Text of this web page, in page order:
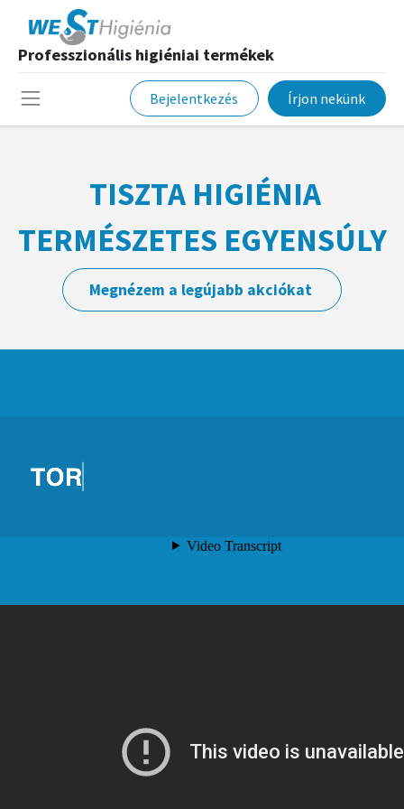
Professzionális higiéniai termékek
Bejelentkezés Írjon nekünk
TISZTA HIGIÉNIA
TERMÉSZETES EGYENSÚLY
Megnézem a legújabb akciókat